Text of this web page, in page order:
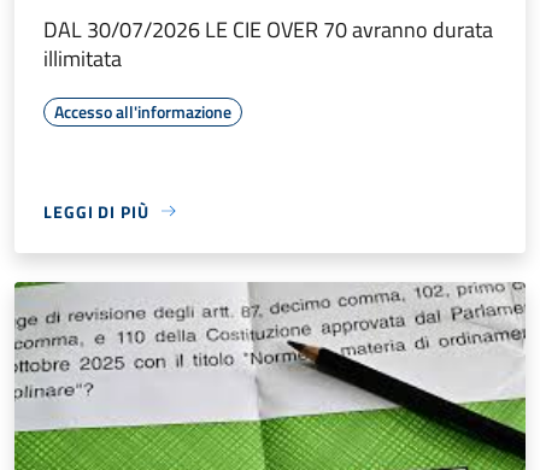
DAL 30/07/2026 LE CIE OVER 70 avranno durata
illimitata
Accesso all'informazione
LEGGI DI PIÙ